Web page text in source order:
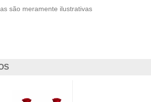
são meramente ilustrativas